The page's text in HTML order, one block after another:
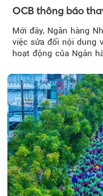
OCB thông báo
Mới đây, Ngân hàng
việc sửa đổi nội dung
hoạt động của Ngân